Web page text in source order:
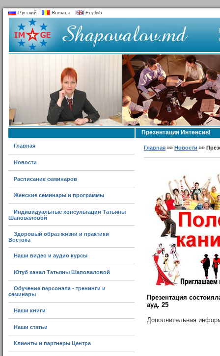
Русский Romana English
Главная
Новости
Расписание семинаров
Женские семинары и программы
Индивидуальные консультации Татьяны
Шаповаловой
Здоровый образ жизни и практики
Востока
Наши видео и аудио курсы
Ютуб канал Татьяны Шаповаловой
Обучение персонала - тренинги и
семинары
Наши книги
Наши статьи
Клиенты и партнеры Центра
Презентация Интенсив!
Главная »»Новости »»
Презентация
ауд. 25
Дополнительная